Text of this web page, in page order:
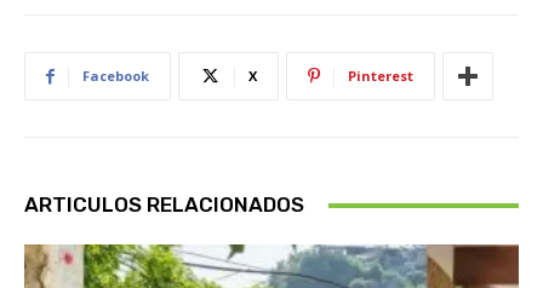
Facebook X Pinterest
ARTICULOS RELACIONADOS